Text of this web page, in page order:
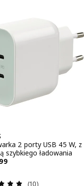
liczba recenzji:
2 porty USB 45 W, z
szybkiego ładowania
99 69,99
Recenzja: 4.9
(10)